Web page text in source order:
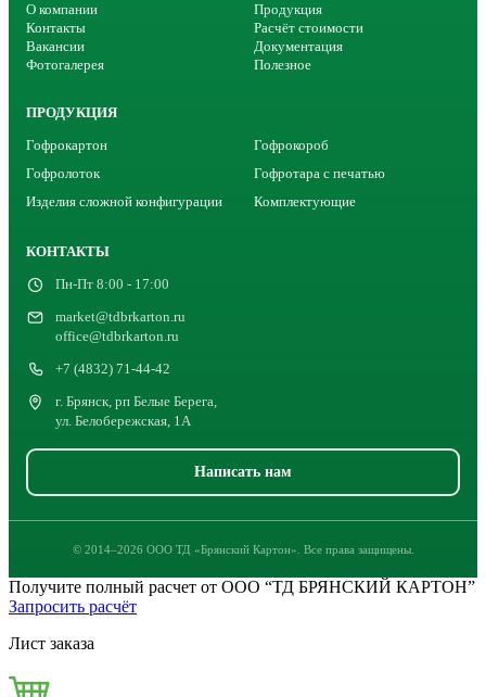
О компании
Контакты
Вакансии
Фотогалерея
Продукция
Расчёт стоимости
Документация
Полезное
ПРОДУКЦИЯ
Гофрокартон
Гофрокороб
Гофролоток
Гофротара с печатью
Изделия сложной конфигурации
Комплектующие
КОНТАКТЫ
Пн-Пт 8:00 - 17:00
market@tdbrkarton.ru
office@tdbrkarton.ru
+7 (4832) 71-44-42
г. Брянск, рп Белые Берега,
ул. Белобережская, 1А
Написать нам
© 2014–2026 ООО ТД «Брянский Картон». Все права защищены.
Получите полный расчет от ООО “ТД БРЯНСКИЙ КАРТОН”
Запросить расчёт
Лист заказа